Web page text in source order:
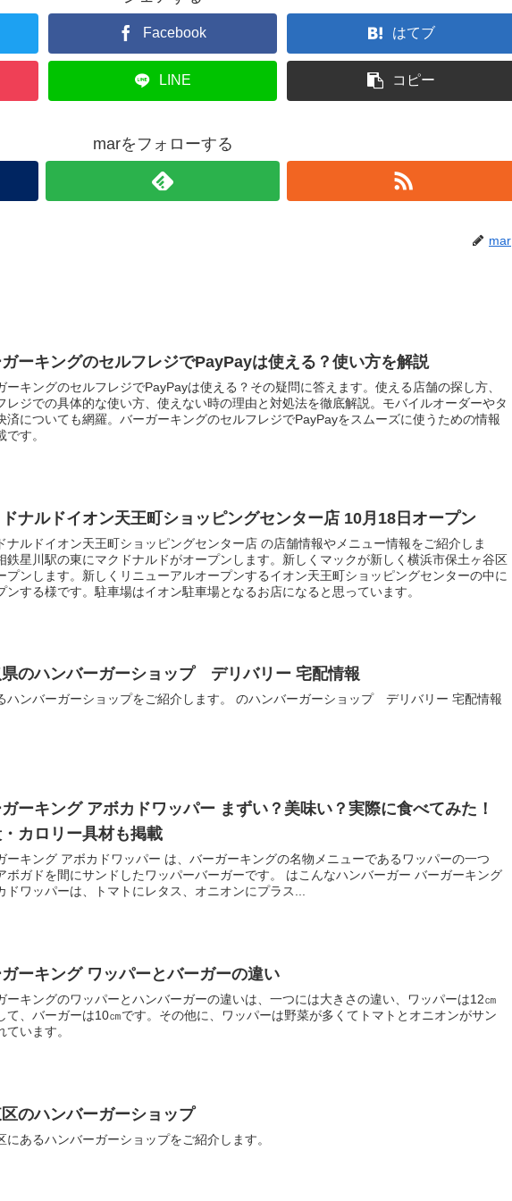
Facebook はてブ
LINE コピー
marをフォローする
mar
ーキングのセルフレジでPayPayは使える？使い方を解説
ーキングのセルフレジでPayPayは使える？その疑問に答えます。使える店舗の探し方、
レジでの具体的な使い方、使えない時の理由と対処法を徹底解説。モバイルオーダーやタ
済についても網羅。バーガーキングのセルフレジでPayPayをスムーズに使うための情報
です。
ナルドイオン天王町ショッピングセンター店 10月18日オープン
ナルドイオン天王町ショッピングセンター店 の店舗情報やメニュー情報をご紹介しま
鉄星川駅の東にマクドナルドがオープンします。新しくマックが新しく横浜市保土ヶ谷区
プンします。新しくリニューアルオープンするイオン天王町ショッピングセンターの中に
ンする様です。駐車場はイオン駐車場となるお店になると思っています。
のハンバーガーショップ デリバリー 宅配情報
ハンバーガーショップをご紹介します。 のハンバーガーショップ デリバリー 宅配情報
ーキング アボカドワッパー まずい？美味い？実際に食べてみた！
カロリー具材も掲載
ーキング アボカドワッパー は、バーガーキングの名物メニューであるワッパーの一つ
ボガドを間にサンドしたワッパーバーガーです。 はこんなハンバーガー バーガーキング
ドワッパーは、トマトにレタス、オニオンにプラス...
ーキング ワッパーとバーガーの違い
ーキングのワッパーとハンバーガーの違いは、一つには大きさの違い、ワッパーは12㎝
て、バーガーは10㎝です。その他に、ワッパーは野菜が多くてトマトとオニオンがサン
ています。
のハンバーガーショップ
にあるハンバーガーショップをご紹介します。